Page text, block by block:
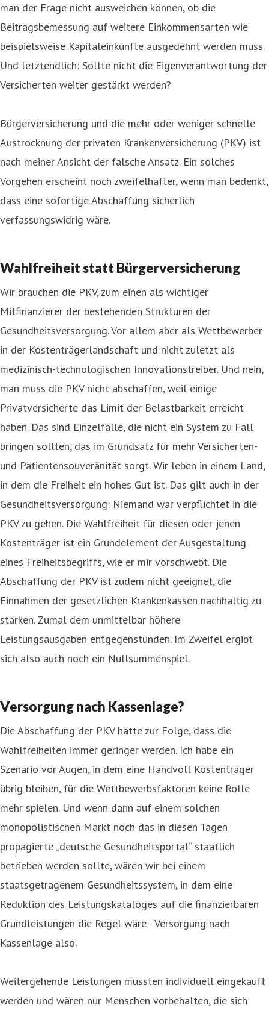
man der Frage nicht ausweichen können, ob die
Beitragsbemessung auf weitere Einkommensarten wie
beispielsweise Kapitaleinkünfte ausgedehnt werden muss.
Und letztendlich: Sollte nicht die Eigenverantwortung der
Versicherten weiter gestärkt werden?
Bürgerversicherung und die mehr oder weniger schnelle
Austrocknung der privaten Krankenversicherung (PKV) ist
nach meiner Ansicht der falsche Ansatz. Ein solches
Vorgehen erscheint noch zweifelhafter, wenn man bedenkt,
dass eine sofortige Abschaffung sicherlich
verfassungswidrig wäre.
Wahlfreiheit statt Bürgerversicherung
Wir brauchen die PKV, zum einen als wichtiger
Mitfinanzierer der bestehenden Strukturen der
Gesundheitsversorgung. Vor allem aber als Wettbewerber
in der Kostenträgerlandschaft und nicht zuletzt als
medizinisch-technologischen Innovationstreiber. Und nein,
man muss die PKV nicht abschaffen, weil einige
Privatversicherte das Limit der Belastbarkeit erreicht
haben. Das sind Einzelfälle, die nicht ein System zu Fall
bringen sollten, das im Grundsatz für mehr Versicherten-
und Patientensouveränität sorgt. Wir leben in einem Land,
in dem die Freiheit ein hohes Gut ist. Das gilt auch in der
Gesundheitsversorgung: Niemand war verpflichtet in die
PKV zu gehen. Die Wahlfreiheit für diesen oder jenen
Kostenträger ist ein Grundelement der Ausgestaltung
eines Freiheitsbegriffs, wie er mir vorschwebt. Die
Abschaffung der PKV ist zudem nicht geeignet, die
Einnahmen der gesetzlichen Krankenkassen nachhaltig zu
stärken. Zumal dem unmittelbar höhere
Leistungsausgaben entgegenstünden. Im Zweifel ergibt
sich also auch noch ein Nullsummenspiel.
Versorgung nach Kassenlage?
Die Abschaffung der PKV hätte zur Folge, dass die
Wahlfreiheiten immer geringer werden. Ich habe ein
Szenario vor Augen, in dem eine Handvoll Kostenträger
übrig bleiben, für die Wettbewerbsfaktoren keine Rolle
mehr spielen. Und wenn dann auf einem solchen
monopolistischen Markt noch das in diesen Tagen
propagierte „deutsche Gesundheitsportal“ staatlich
betrieben werden sollte, wären wir bei einem
staatsgetragenem Gesundheitssystem, in dem eine
Reduktion des Leistungskataloges auf die finanzierbaren
Grundleistungen die Regel wäre - Versorgung nach
Kassenlage also.
Weitergehende Leistungen müssten individuell eingekauft
werden und wären nur Menschen vorbehalten, die sich